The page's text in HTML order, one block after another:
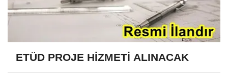
ETÜD PROJE HİZMETİ ALINACAK